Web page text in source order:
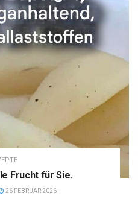
Frucht für Sie.
26 FEBRUAR 2026